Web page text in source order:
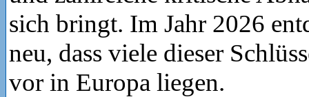
sich bringt. Im Jahr 2026
neu, dass viele dieser
vor in Europa liegen.